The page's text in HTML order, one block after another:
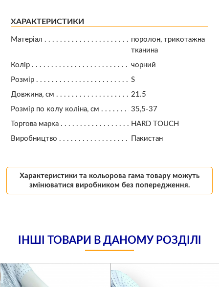
ХАРАКТЕРИСТИКИ
Матеріал
поролон, трикотажна
тканина
Колір
чорний
Розмір
S
Довжина, см
21.5
Розмір по колу коліна, см
35,5-37
Торгова марка
HARD TOUCH
Виробництво
Пакистан
Характеристики та кольорова гама товару можуть
змінюватися виробником без попередження.
ІНШІ ТОВАРИ В ДАНОМУ РОЗДІЛІ